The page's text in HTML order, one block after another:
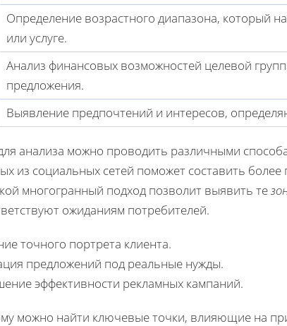
Определение возрастного диапазона, который
или услуге.
Анализ финансовых возможностей целевой
предложения.
Выявление предпочтений и интересов,
анализа можно проводить различными
из социальных сетей поможет составить
многогранный подход позволит выявить те
ожиданиям потребителей.
точного портрета клиента.
предложений под реальные нужды.
эффективности рекламных кампаний.
можно найти ключевые точки, влияющие на